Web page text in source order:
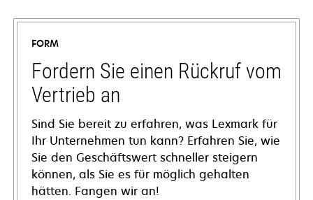
FORM
Fordern Sie einen Rückruf vom
Vertrieb an
Sind Sie bereit zu erfahren, was Lexmark für
Ihr Unternehmen tun kann? Erfahren Sie, wie
Sie den Geschäftswert schneller steigern
können, als Sie es für möglich gehalten
hätten. Fangen wir an!